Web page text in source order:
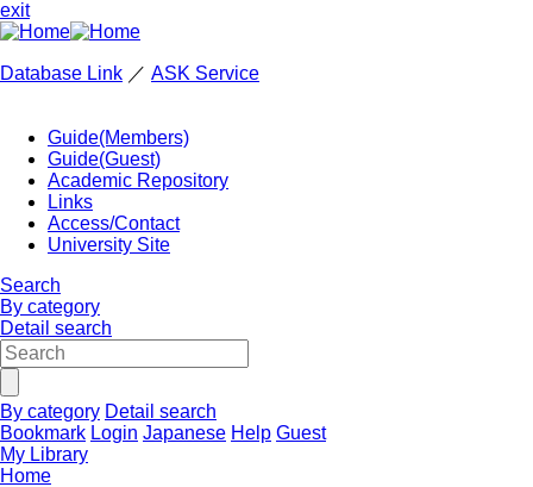
exit
Database Link ／ ASK Service
Guide(Members)
Guide(Guest)
Academic Repository
Links
Access/Contact
University Site
Search
By category
Detail search
By category Detail search
Bookmark Login Japanese Help Guest
My Library
Home